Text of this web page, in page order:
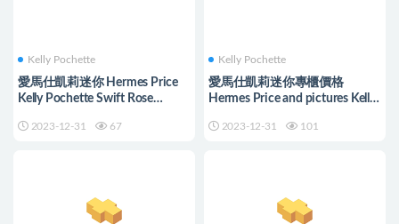
Kelly Pochette
愛馬仕凱莉迷你 Hermes Price
Kelly Pochette Swift Rose
2023-12-31 67
Kelly Pochette
愛馬仕凱莉迷你專櫃價格
Hermes Price and pictures Kelly
2023-12-31 101